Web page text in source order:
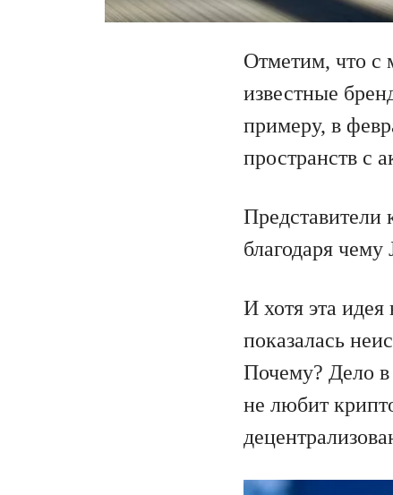
Отметим, что с
известные
примеру, в
пространств с
Представители
благодаря
И хотя эта идея
показалась
Почему? Дело в
не любит